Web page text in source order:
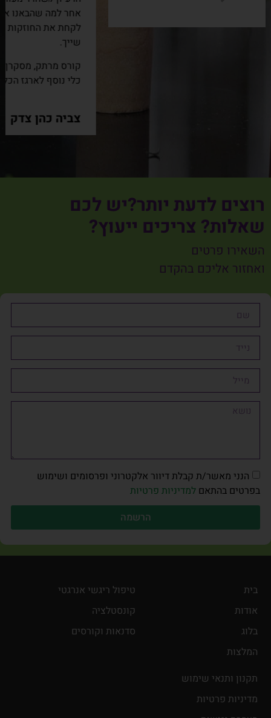
לקחת את החוזקות ולהשאיר את הקושי במקום אליו הוא
כלי נוסף לארגז הכלים התורם לרווחתו של האדם.
רוצים לדעת יותר?יש לכם
שאלות? צריכים ייעוץ?
השאירו פרטים
ואחזור אליכם בהקדם
הנני מאשר/ת קבלת דיוור אלקטרוני ופרסומים ושימוש
בפרטים בהתאם למדיניות פרטיות
הרשמה
בית
אודות
בלוג
המלצות
טיפול ריגשי אנרגטי
קונסטלציה
סדנאות וקורסים
תקנון ותנאי שימוש
מדיניות פרטיות